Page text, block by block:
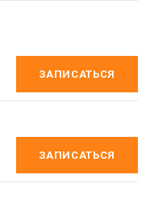
ЗАПИСАТЬСЯ
ЗАПИСАТЬСЯ